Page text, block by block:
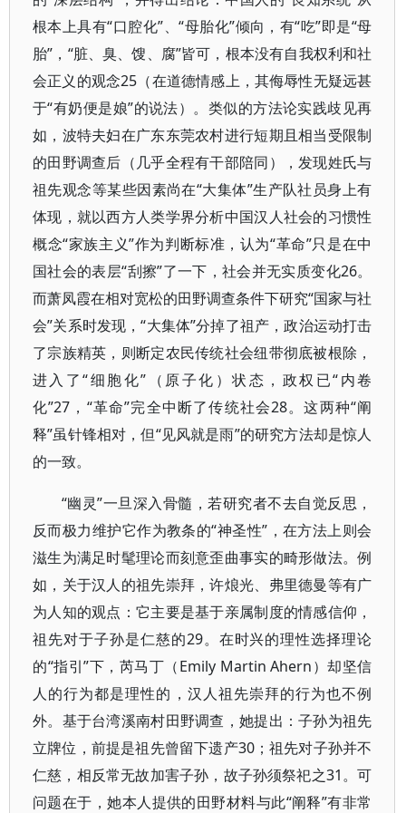
根本上具有“口腔化”、“母胎化”倾向，有“吃”即是“母
胎”，“脏、臭、馊、腐”皆可，根本没有自我权利和社
会正义的观念25（在道德情感上，其侮辱性无疑远甚
于“有奶便是娘”的说法）。类似的方法论实践歧见再
如，波特夫妇在广东东莞农村进行短期且相当受限制
的田野调查后（几乎全程有干部陪同），发现姓氏与
祖先观念等某些因素尚在“大集体”生产队社员身上有
体现，就以西方人类学界分析中国汉人社会的习惯性
概念“家族主义”作为判断标准，认为“革命”只是在中
国社会的表层“刮擦”了一下，社会并无实质变化26。
而萧凤霞在相对宽松的田野调查条件下研究“国家与社
会”关系时发现，“大集体”分掉了祖产，政治运动打击
了宗族精英，则断定农民传统社会纽带彻底被根除，
进入了“细胞化”（原子化）状态，政权已“内卷
化”27，“革命”完全中断了传统社会28。这两种“阐
释”虽针锋相对，但“见风就是雨”的研究方法却是惊人
的一致。
“幽灵”一旦深入骨髓，若研究者不去自觉反思，
反而极力维护它作为教条的“神圣性”，在方法上则会
滋生为满足时髦理论而刻意歪曲事实的畸形做法。例
如，关于汉人的祖先崇拜，许烺光、弗里德曼等有广
为人知的观点：它主要是基于亲属制度的情感信仰，
祖先对于子孙是仁慈的29。在时兴的理性选择理论
的“指引”下，芮马丁（Emily Martin Ahern）却坚信
人的行为都是理性的，汉人祖先崇拜的行为也不例
外。基于台湾溪南村田野调查，她提出：子孙为祖先
立牌位，前提是祖先曾留下遗产30；祖先对子孙并不
仁慈，相反常无故加害子孙，故子孙须祭祀之31。可
问题在于，她本人提供的田野材料与此“阐释”有非常